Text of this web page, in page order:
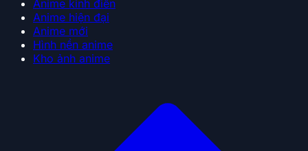
Anime kinh điển
Anime hiện đại
Anime mới
Hình nền anime
Kho ảnh anime